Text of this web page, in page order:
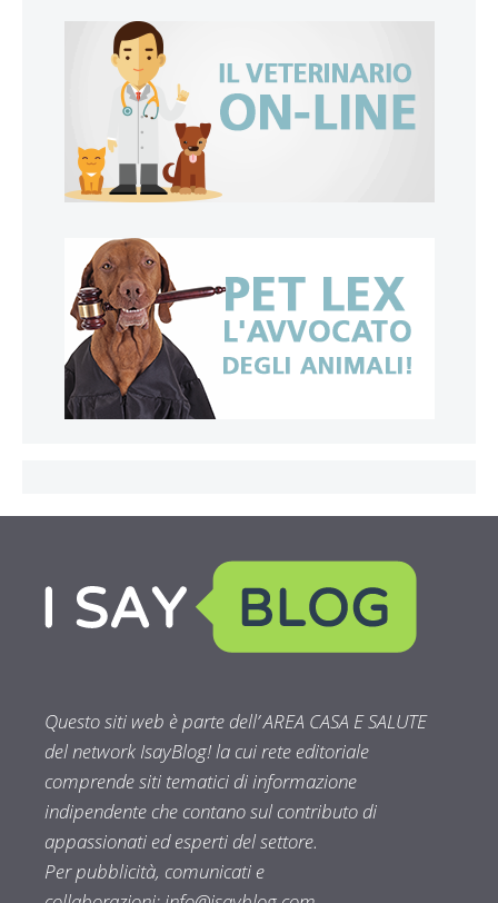
Questo siti web è parte dell’ AREA CASA E SALUTE
del network IsayBlog! la cui rete editoriale
comprende siti tematici di informazione
indipendente che contano sul contributo di
appassionati ed esperti del settore.
Per pubblicità, comunicati e